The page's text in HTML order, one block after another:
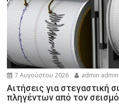
7 Αυγούστου 2026 admin admin
Αιτήσεις για στεγαστική
πληγέντων από τον